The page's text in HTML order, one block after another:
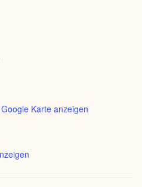
Google Karte anzeigen